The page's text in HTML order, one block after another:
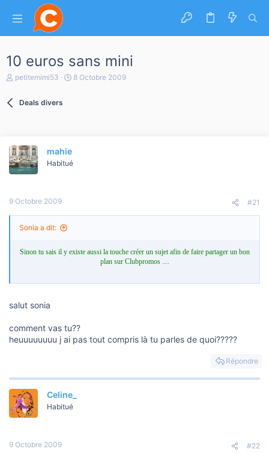
10 euros sans mini
A
e
l
a
d
c
petitemimi53
D
u
8 Octobre 2009
Deals divers
mahie
Habitué
9 Octobre 2009 #21
Sonia a dit:
Sinon tu sais il y existe aussi la touche créer un sujet afin de faire partager un bon
plan sur Clubpromos ....
salut sonia
comment vas tu??
heuuuuuuuu j ai pas tout compris là tu parles de quoi?????
Répondre
Celine_
Habitué
9 Octobre 2009 #22